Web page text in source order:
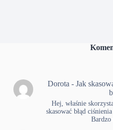
Dorota -Jak
Hej, właśnie
skasować błąd